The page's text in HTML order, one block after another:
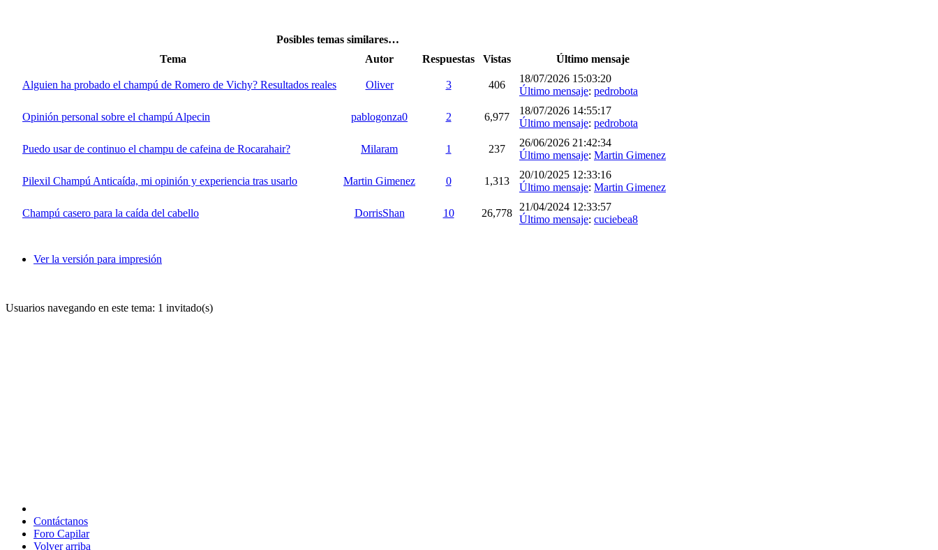
Posibles temas similares…
Tema
Autor Respuestas Vistas Último mensaje
Alguien ha probado el champú de Romero de Vichy? Resultados reales Oliver 3 406
18/07/2026 15:03:20
Último mensaje: pedrobota
Opinión personal sobre el champú Alpecin pablogonza0 2 6,977
18/07/2026 14:55:17
Último mensaje: pedrobota
Puedo usar de continuo el champu de cafeina de Rocarahair? Milaram 1 237
26/06/2026 21:42:34
Último mensaje: Martin Gimenez
Pilexil Champú Anticaída, mi opinión y experiencia tras usarlo Martin Gimenez 0 1,313
20/10/2025 12:33:16
Último mensaje: Martin Gimenez
Champú casero para la caída del cabello DorrisShan 10 26,778
21/04/2024 12:33:57
Último mensaje: cuciebea8
Ver la versión para impresión
Usuarios navegando en este tema: 1 invitado(s)
Contáctanos
Foro Capilar
Volver arriba